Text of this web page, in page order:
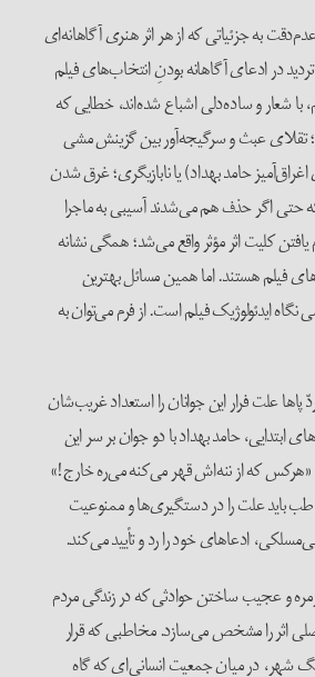
به جزئیاتی که از هر اثر هنری آگاهانه‌ای
در ادعای آگاهانه بودنِ انتخاب‌های فیلم
شعار و ساده‌دلی اشباع شده‌اند، خطایی که
تقلای عبث و سرگیجه‌آور بین گزینش مشی
حامد بهداد) یا نابازیگری؛ غرق شدن
حتی اگر حذف هم می‌شدند آسیبی به ماجرا
کلیت اثر مؤثر واقع می‌شد؛ همگی نشانه
فیلم هستند. اما همین مسائل بهترین
ایدئولوژیک فیلم است. از فرم می‌توان به
پاها علت فرار این جوانان را استعداد غریب‌شان
حامد بهداد با دو جوان بر سر این
که از ننه‌اش قهر می‌کنه می‌ره خارج!»
باید علت را در دستگیری‌ها و ممنوعیت
ادعاهای خود را رد و تأیید می‌کند.
و عجیب ساختن حوادثی که در زندگی مردم
اثر را مشخص می‌سازد. مخاطبی که قرار
در میان جمعیت انسانی‌ای که گاه